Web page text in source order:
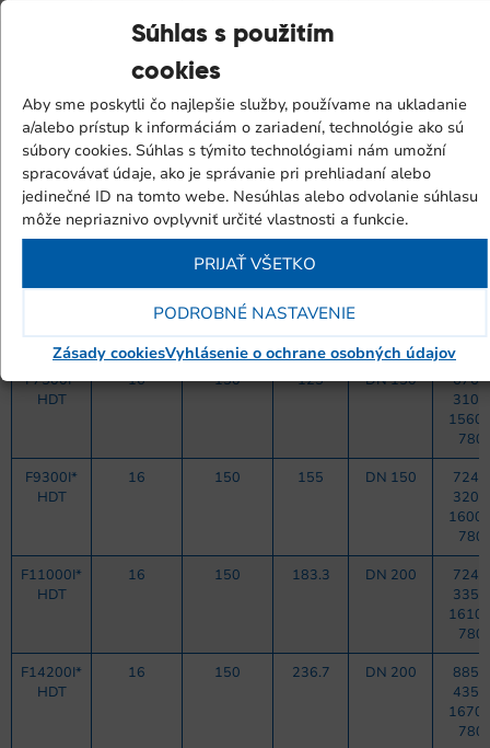
Súhlas s použitím
cookies
Aby sme poskytli čo najlepšie služby, používame na ukladanie
a/alebo prístup k informáciám o zariadení, technológie ako sú
súbory cookies. Súhlas s týmito technológiami nám umožní
spracovávať údaje, ako je správanie pri prehliadaní alebo
jedinečné ID na tomto webe. Nesúhlas alebo odvolanie súhlasu
môže nepriaznivo ovplyvniť určité vlastnosti a funkcie.
PRIJAŤ VŠETKO
PODROBNÉ NASTAVENIE
Zásady cookiesVyhlásenie o ochrane osobných údajov
HDT
255 x
1400
F4200I*
HDT
16 150 70 DN 125
280 x
670
780
F7500I*
HDT
16 150 125 DN 150
676 x
310 x
1560
780
F9300I*
HDT
16 150 155 DN 150
724 x
320 x
1600
780
F11000I*
HDT
16 150 183.3 DN 200
724 x
335 x
1610
780
F14200I*
HDT
16 150 236.7 DN 200
885 x
435 x
1670
780